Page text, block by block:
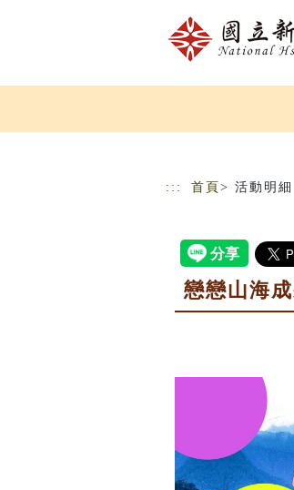
::: 首頁 > 活動明細
戀戀山海